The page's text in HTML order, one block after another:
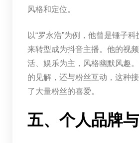
风格和定位。
以“罗永浩”为例，他曾是锤子
来转型成为抖音主播。他的视
活、娱乐为主，风格幽默风趣
的见解，还与粉丝互动，这种
了大量粉丝的喜爱。
五、个人品牌